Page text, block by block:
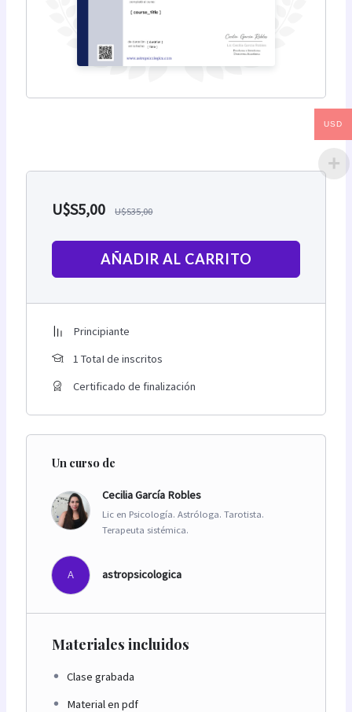
U$S5,00 U$S35,00
AÑADIR AL CARRITO
Principiante
1 TotaI de inscritos
Certificado de finalización
Un curso de
Cecilia García Robles
Lic en Psicología. Astróloga. Tarotista.
Terapeuta sistémica.
A astropsicologica
Materiales incluidos
Clase grabada
Material en pdf
USD